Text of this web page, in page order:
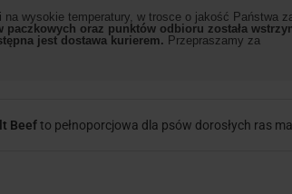
na wysokie temperatury, w trosce o jakość Państwa
paczkowych oraz punktów odbioru została
jest dostawa kurierem. Przepraszamy za
Beefto pełnoporcjowa dla psów dorosłych ras